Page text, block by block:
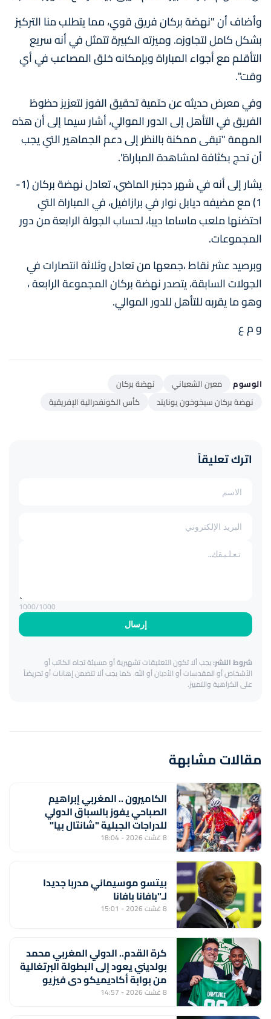
وأضاف أن "نهضة بركان فريق قوي، مما يتطلب منا التركيز
بشكل كامل لتجاوزه. وميزته الكبيرة تتمثل في أنه سريع
التأقلم مع أجواء المباراة وبإمكانه خلق المصاعب في أي
وقت".
وفي معرض حديثه عن حتمية تحقيق الفوز لتعزيز حظوظ
الفريق في التأهل إلى الدور الموالي، أشار سيما إلى أن هذه
المهمة "تبقى ممكنة بالنظر إلى دعم الجماهير التي يجب
أن تحج بكثافة لمشاهدة المباراة".
يشار إلى أنه في شهر دجنبر الماضي، تعادل نهضة بركان (1-
1) مع مضيفه ديابل نوار في برازافيل، في المباراة التي
احتضنها ملعب ماساما ديبا، لحساب الجولة الرابعة من دور
المجموعات.
وبرصيد عشر نقاط ،جمعها من تعادل وثلاثة انتصارات في
الجولات السابقة، يتصدر نهضة بركان المجموعة الرابعة ،
وهو ما يقربه للتأهل للدور الموالي.
و م ع
الوسوم معين الشعباني
نهضة بركان
نهضة بركان سيخوخون يونايتد
كأس الكونفدرالية الإفريقية
اترك تعليقاً
إرسال
1000/1000
شروط النشر:يجب ألا تكون التعليقات تشهيرية أو مسيئة تجاه الكاتب أو
الأشخاص أو المقدسات أو الأديان أو الله. كما يجب ألا تتضمن إهانات أو تحريضاً
على الكراهية والتمييز.
مقالات مشابهة
الكاميرون .. المغربي إبراهيم
الصباحي يفوز بالسباق الدولي
للدراجات الجبلية "شانتال بيا"
8 غشت 2026 - 18:04
بيتسو موسيماني مدربا جديدا
لـ"بافانا بافانا
8 غشت 2026 - 15:01
كرة القدم.. الدولي المغربي محمد
بولديني يعود إلى البطولة البرتغالية
من بوابة أكاديميكو دي فيزيو
8 غشت 2026 - 14:57